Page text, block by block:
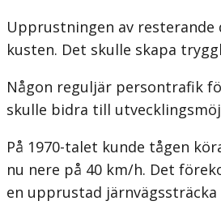
Upprustningen av resterande
kusten. Det skulle skapa
Någon reguljär persontrafik
skulle bidra till
På 1970-talet kunde tågen
nu nere på 40 km/h. Det
en upprustad